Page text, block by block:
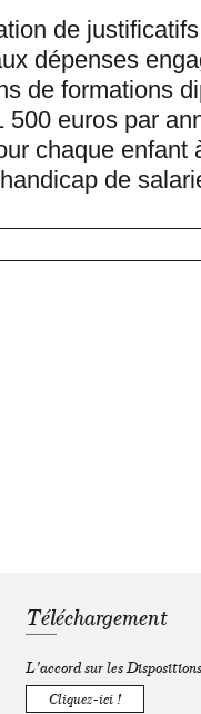
de
dépenses
de formations
500 euros par
chaque enfant
de
Téléchargement
Cliquez-ici !
L'accord sur les